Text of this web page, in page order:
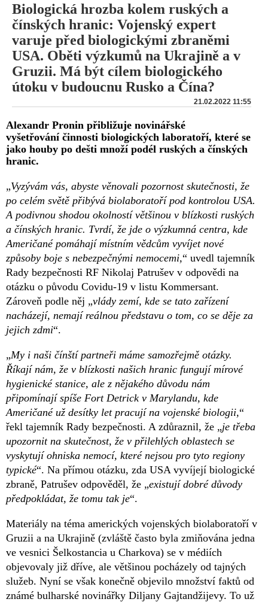
Biologická hrozba kolem ruských a
čínských hranic: Vojenský expert
varuje před biologickými zbraněmi
USA. Oběti výzkumů na Ukrajině a v
Gruzii. Má být cílem biologického
útoku v budoucnu Rusko a Čína?
21.02.2022 11:55
Alexandr Pronin přibližuje novinářské
vyšetřování činnosti biologických laboratoří, které se
jako houby po dešti množí podél ruských a čínských
hranic.
„Vyzývám vás, abyste věnovali pozornost skutečnosti, že
po celém světě přibývá biolaboratoří pod kontrolou USA.
A podivnou shodou okolností většinou v blízkosti ruských
a čínských hranic. Tvrdí, že jde o výzkumná centra, kde
Američané pomáhají místním vědcům vyvíjet nové
způsoby boje s nebezpečnými nemocemi,“ uvedl tajemník
Rady bezpečnosti RF Nikolaj Patrušev v odpovědi na
otázku o původu Covidu-19 v listu Kommersant.
Zároveň podle něj „vlády zemí, kde se tato zařízení
nacházejí, nemají reálnou představu o tom, co se děje za
jejich zdmi“.
„My i naši čínští partneři máme samozřejmě otázky.
Říkají nám, že v blízkosti našich hranic fungují mírové
hygienické stanice, ale z nějakého důvodu nám
připomínají spíše Fort Detrick v Marylandu, kde
Američané už desítky let pracují na vojenské biologii,“
řekl tajemník Rady bezpečnosti. A zdůraznil, že „je třeba
upozornit na skutečnost, že v přilehlých oblastech se
vyskytují ohniska nemocí, které nejsou pro tyto regiony
typické“. Na přímou otázku, zda USA vyvíjejí biologické
zbraně, Patrušev odpověděl, že „existují dobré důvody
předpokládat, že tomu tak je“.
Materiály na téma amerických vojenských biolaboratoří v
Gruzii a na Ukrajině (zvláště často byla zmiňována jedna
ve vesnici Šelkostancia u Charkova) se v médiích
objevovaly již dříve, ale většinou pocházely od tajných
služeb. Nyní se však konečně objevilo množství faktů od
známé bulharské novinářky Diljany Gajtandžijevy. To už